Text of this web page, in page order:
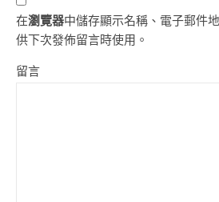
在瀏覽器中儲存顯示名稱、電子郵件
供下次發佈留言時使用。
留言